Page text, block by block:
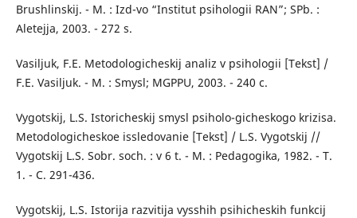
Brushlinskij. - M. : Izd-vo “Institut psihologii RAN”; SPb. :
Aletejja, 2003. - 272 s.
Vasiljuk, F.E. Metodologicheskij analiz v psihologii [Tekst] /
F.E. Vasiljuk. - M. : Smysl; MGPPU, 2003. - 240 c.
Vygotskij, L.S. Istoricheskij smysl psiholo-gicheskogo krizisa.
Metodologicheskoe issledovanie [Tekst] / L.S. Vygotskij //
Vygotskij L.S. Sobr. soch. : v 6 t. - M. : Pedagogika, 1982. - T.
1. - C. 291-436.
Vygotskij, L.S. Istorija razvitija vysshih psihicheskih funkcij